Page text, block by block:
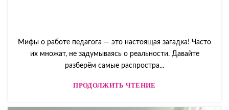
Мифы о работе педагога — это настоящая загадка! Часто
их множат, не задумываясь о реальности. Давайте
разберём самые распростра...
ПРОДОЛЖИТЬ ЧТЕНИЕ